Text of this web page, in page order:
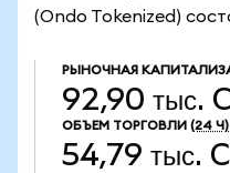
(Ondo Tokenized)
РЫНОЧНАЯ
92,90 тыс.
ОБЪЕМ ТОРГОВЛИ (24 Ч)
54,79 тыс.